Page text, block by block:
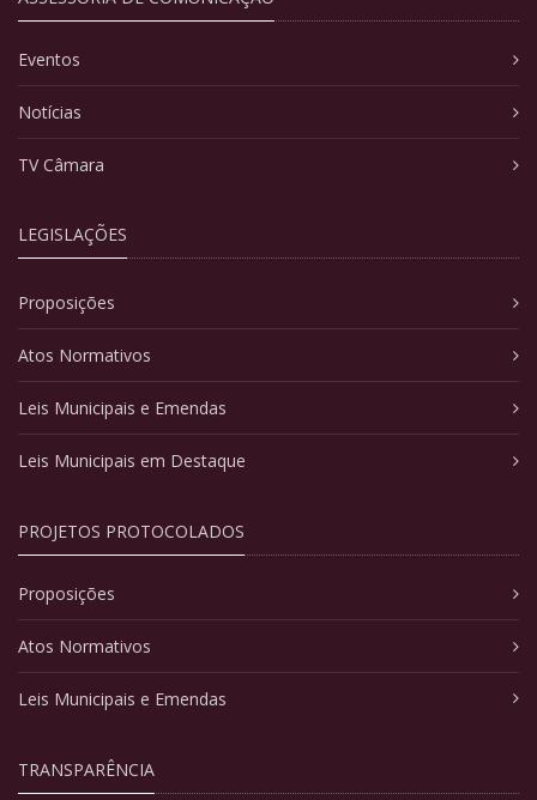
Eventos
Notícias
TV Câmara
LEGISLAÇÕES
Proposições
Atos Normativos
Leis Municipais e Emendas
Leis Municipais em Destaque
PROJETOS PROTOCOLADOS
Proposições
Atos Normativos
Leis Municipais e Emendas
TRANSPARÊNCIA